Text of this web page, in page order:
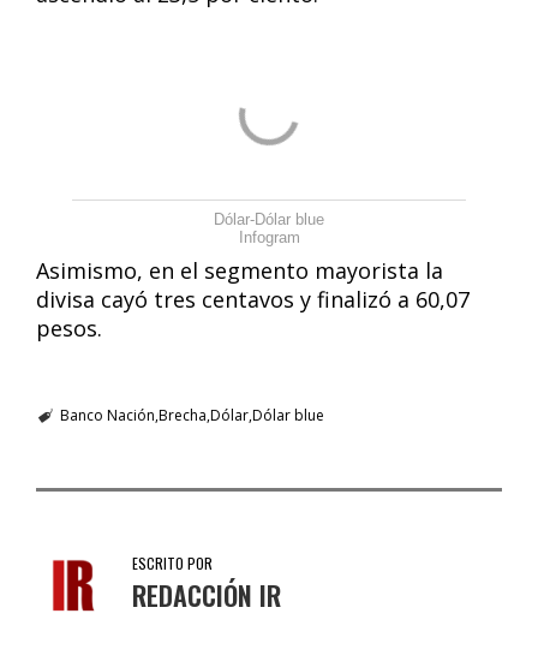
Dólar-Dólar blue
Infogram
Asimismo, en el segmento mayorista la
divisa cayó tres centavos y finalizó a 60,07
pesos.
Banco Nación Brecha DólarDólar blue
ESCRITO POR
REDACCIÓN IR